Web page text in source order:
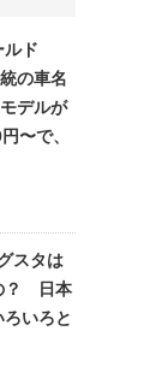
ルド
の車名
デルが
〜で、
スタは
？ 日本
いろと